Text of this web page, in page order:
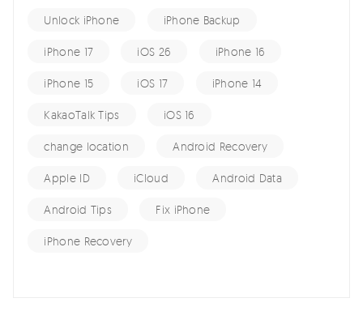
Unlock iPhone iPhone Backup
iPhone 17 iOS 26 iPhone 16
iPhone 15 iOS 17 iPhone 14
KakaoTalk Tips iOS 16
change location Android Recovery
Apple ID iCloud Android Data
Android Tips Fix iPhone
iPhone Recovery